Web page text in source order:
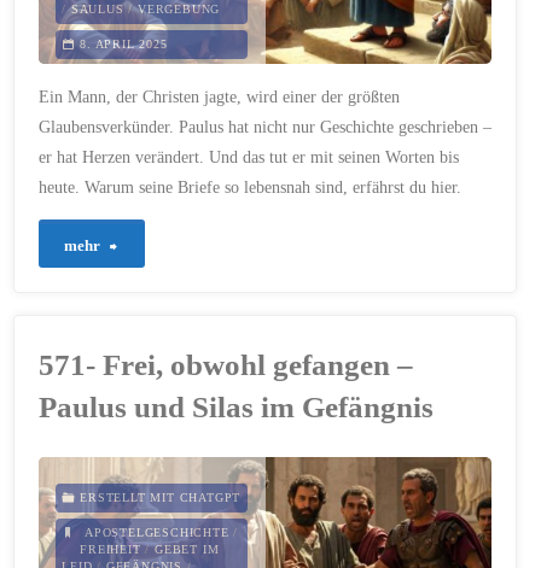
Briefe
alten
Reisenden"
/SAULUS/VERGEBUNG
8. APRIL 2025
Ein Mann, der Christen jagte, wird einer der größten
Glaubensverkünder. Paulus hat nicht nur Geschichte geschrieben –
er hat Herzen verändert. Und das tut er mit seinen Worten bis
heute. Warum seine Briefe so lebensnah sind, erfährst du hier.
mehr
Hoffnungsträger:
Paulus
571- Frei, obwohl gefangen –
Paulus und Silas im Gefängnis
ERSTELLT MIT CHATGPT
APOSTELGESCHICHTE /
FREIHEIT/GEBET IM